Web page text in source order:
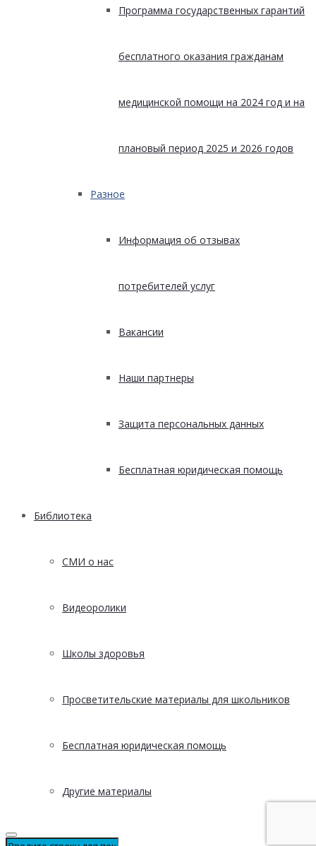
Программа государственных гарантий
бесплатного оказания гражданам
медицинской помощи на 2024 год и на
плановый период 2025 и 2026 годов
Разное
Информация об отзывах
потребителей услуг
Вакансии
Наши партнеры
Защита персональных данных
Бесплатная юридическая помощь
Библиотека
СМИ о нас
Видеоролики
Школы здоровья
Просветительские материалы для школьников
Бесплатная юридическая помощь
Другие материалы